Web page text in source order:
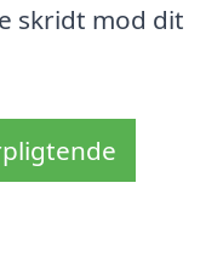
skridt mod dit